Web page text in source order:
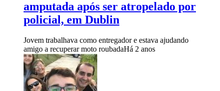
amputada após ser atropelado por
policial, em Dublin
Jovem trabalhava como entregador e estava ajudando
amigo a recuperar moto roubadaHá 2 anos